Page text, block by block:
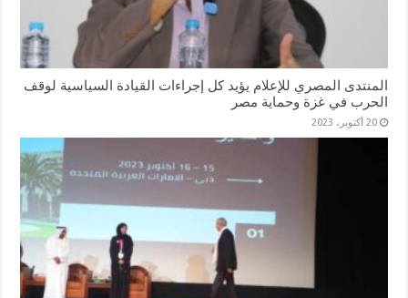
المنتدى المصري للإعلام يؤيد كل إجراءات القيادة السياسية لوقف
الحرب في غزة وحماية مصر
20 أكتوبر، 2023